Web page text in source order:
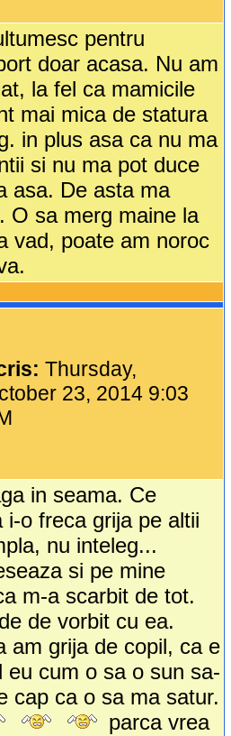
pentru
doar acasa. Nu am
la fel ca mamicile
mai mica de statura
in plus asa ca nu ma
si nu ma pot duce
asa. De asta ma
O sa merg maine la
vad, poate am noroc
Thursday,
23, 2014 9:03
in seama. Ce
i-o freca grija pe altii
nu inteleg...
si pe mine
m-a scarbit de tot.
de vorbit cu ea.
am grija de copil, ca e
eu cum o sa o sun sa-
cap ca o sa ma satur.
parca vrea